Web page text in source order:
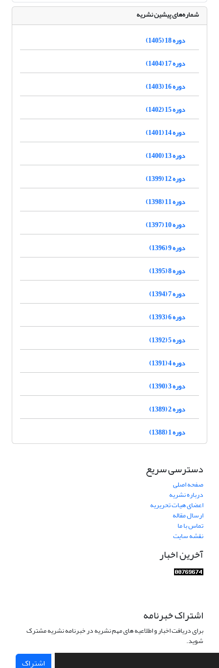
شماره‌های پیشین نشریه
دوره 18 (1405)
دوره 17 (1404)
دوره 16 (1403)
دوره 15 (1402)
دوره 14 (1401)
دوره 13 (1400)
دوره 12 (1399)
دوره 11 (1398)
دوره 10 (1397)
دوره 9 (1396)
دوره 8 (1395)
دوره 7 (1394)
دوره 6 (1393)
دوره 5 (1392)
دوره 4 (1391)
دوره 3 (1390)
دوره 2 (1389)
دوره 1 (1388)
دسترسی سریع
صفحه اصلی
درباره نشریه
اعضای هیات تحریریه
ارسال مقاله
تماس با ما
نقشه سایت
آخرین اخبار
اشتراک خبرنامه
برای دریافت اخبار و اطلاعیه های مهم نشریه در خبرنامه نشریه مشترک
شوید.
اشتراک